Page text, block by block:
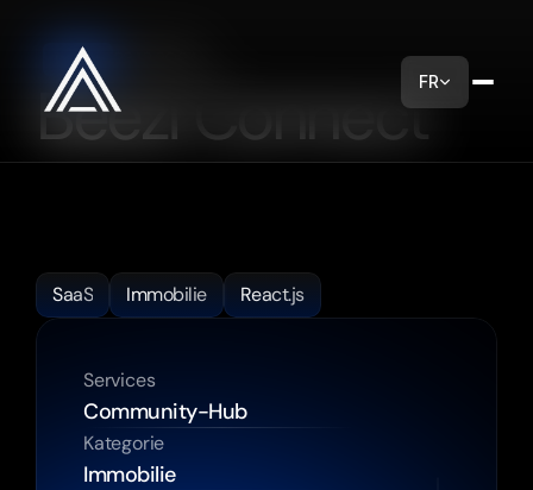
FR
DATUM
Beezi Connect
Dienstleistungenzuerkunden.
SaaS
Immobilie React.js
Services
Community-Hub
Kategorie
Immobilie